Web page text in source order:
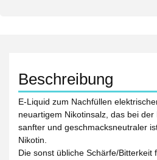
Beschreibung
E-Liquid zum Nachfüllen
neuartigem Nikotinsalz, das bei der
sanfter und geschmacksneutraler
Nikotin.
Die sonst übliche Schärfe/Bitterkeit